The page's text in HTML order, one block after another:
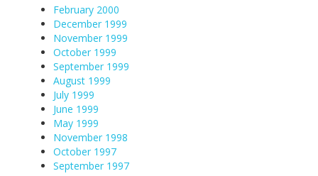
February 2000
December 1999
November 1999
October 1999
September 1999
August 1999
July 1999
June 1999
May 1999
November 1998
October 1997
September 1997